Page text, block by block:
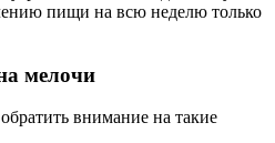
пищи на всю неделю только
мелочи
внимание на такие